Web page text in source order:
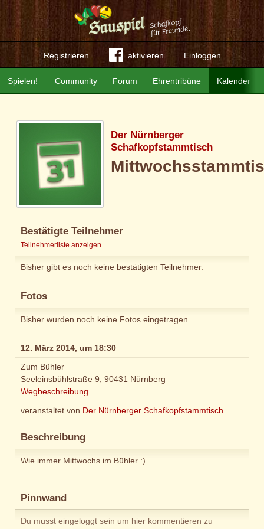
Registrieren aktivieren Einloggen
Community Forum Ehrentribüne Kalender
Spielen!
Der Nürnberger
Schafkopfstammtisch
Bestätigte Teilnehmer
Teilnehmerliste anzeigen
Bisher gibt es noch keine bestätigten Teilnehmer.
Fotos
Bisher wurden noch keine Fotos eingetragen.
12. März 2014, um 18:30
Zum Bühler
Seeleinsbühlstraße 9, 90431 Nürnberg
Wegbeschreibung
veranstaltet von Der Nürnberger Schafkopfstammtisch
Beschreibung
Wie immer Mittwochs im Bühler :)
Pinnwand
Du musst eingeloggt sein um hier kommentieren zu